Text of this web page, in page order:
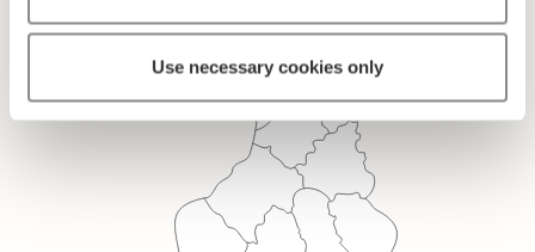
Use necessary cookies only